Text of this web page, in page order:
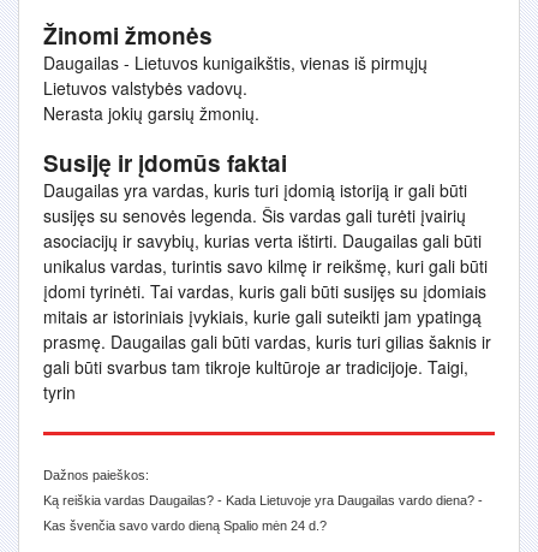
Žinomi žmonės
Daugailas - Lietuvos kunigaikštis, vienas iš pirmųjų
Lietuvos valstybės vadovų.
Nerasta jokių garsių žmonių.
Susiję ir įdomūs faktai
Daugailas yra vardas, kuris turi įdomią istoriją ir gali būti
susijęs su senovės legenda. Šis vardas gali turėti įvairių
asociacijų ir savybių, kurias verta ištirti. Daugailas gali būti
unikalus vardas, turintis savo kilmę ir reikšmę, kuri gali būti
įdomi tyrinėti. Tai vardas, kuris gali būti susijęs su įdomiais
mitais ar istoriniais įvykiais, kurie gali suteikti jam ypatingą
prasmę. Daugailas gali būti vardas, kuris turi gilias šaknis ir
gali būti svarbus tam tikroje kultūroje ar tradicijoje. Taigi,
tyrin
Dažnos paieškos:
Ką reiškia vardas Daugailas? - Kada Lietuvoje yra Daugailas vardo diena? -
Kas švenčia savo vardo dieną Spalio mėn 24 d.?